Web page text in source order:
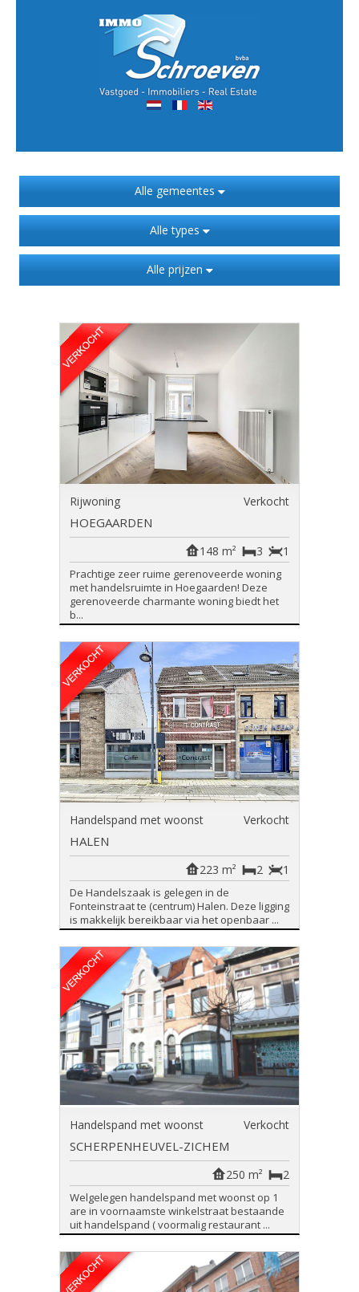
Alle gemeentes
Alle types
Alle prijzen
Rijwoning Verkocht
HOEGAARDEN
1
3
148 m²
Prachtige zeer ruime gerenoveerde woning
met handelsruimte in Hoegaarden! Deze
gerenoveerde charmante woning biedt het
b...
Handelspand met woonst Verkocht
HALEN
1
2
223 m²
De Handelszaak is gelegen in de
Fonteinstraat te (centrum) Halen. Deze ligging
is makkelijk bereikbaar via het openbaar ...
Handelspand met woonst Verkocht
SCHERPENHEUVEL-ZICHEM
2
250 m²
Welgelegen handelspand met woonst op 1
are in voornaamste winkelstraat bestaande
uit handelspand ( voormalig restaurant ...